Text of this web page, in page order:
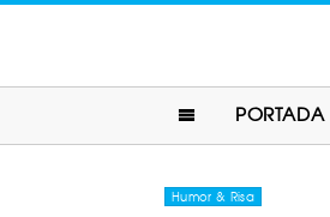
PORTADA
Humor & Risa